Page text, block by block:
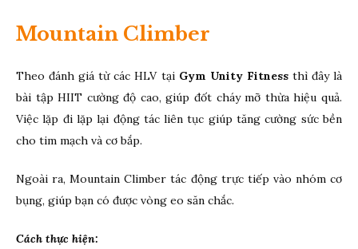
Mountain Climber
Theo đánh giá từ các HLV tại Gym Unity Fitnessthì đây là
bài tập HIIT cường độ cao, giúp đốt cháy mỡ thừa hiệu quả.
Việc lặp đi lặp lại động tác liên tục giúp tăng cường sức bền
cho tim mạch và cơ bắp.
Ngoài ra, Mountain Climber tác động trực tiếp vào nhóm cơ
bụng, giúp bạn có được vòng eo săn chắc.
Cách thực hiện: